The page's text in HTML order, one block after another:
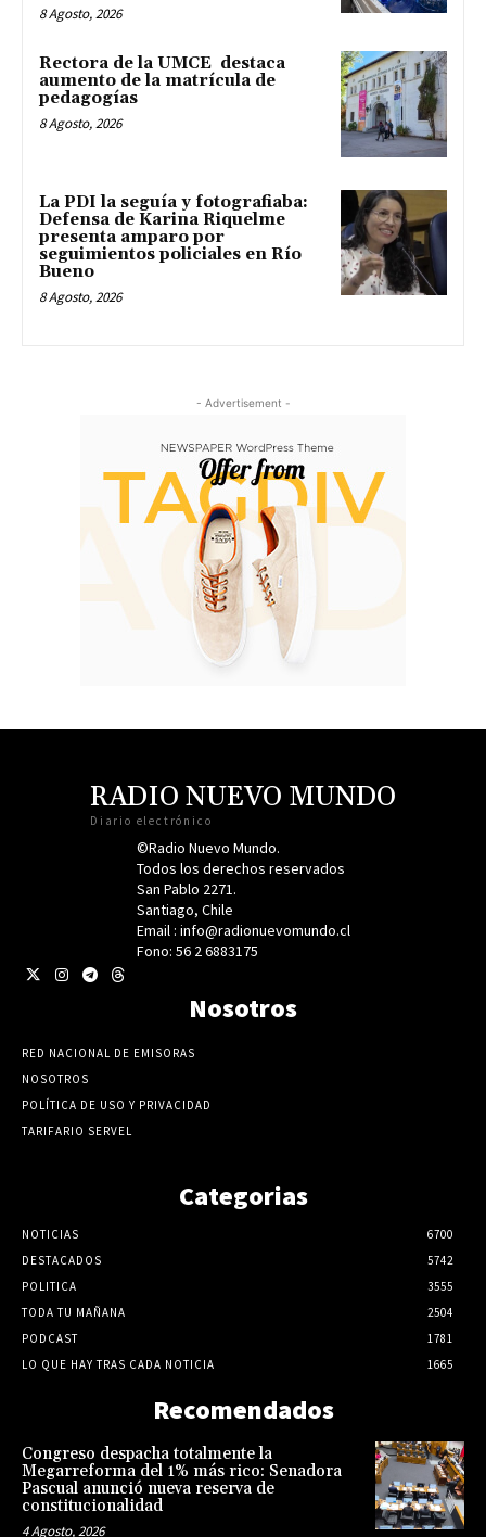
8 Agosto, 2026
Rectora de la UMCE destaca
aumento de la matrícula de
pedagogías
8 Agosto, 2026
La PDI la seguía y fotografiaba:
Defensa de Karina Riquelme
presenta amparo por
seguimientos policiales en Río
Bueno
8 Agosto, 2026
- Advertisement -
RADIO NUEVO MUNDO
Diario electrónico
©Radio Nuevo Mundo.
Todos los derechos reservados
San Pablo 2271.
Santiago, Chile
Email : info@radionuevomundo.cl
Fono: 56 2 6883175
Nosotros
RED NACIONAL DE EMISORAS
NOSOTROS
POLÍTICA DE USO Y PRIVACIDAD
TARIFARIO SERVEL
Categorias
NOTICIAS
6700
DESTACADOS
5742
POLITICA
3555
TODA TU MAÑANA
2504
PODCAST
1781
LO QUE HAY TRAS CADA NOTICIA
1665
Recomendados
Congreso despacha totalmente la
Megarreforma del 1% más rico: Senadora
Pascual anunció nueva reserva de
constitucionalidad
4 Agosto, 2026